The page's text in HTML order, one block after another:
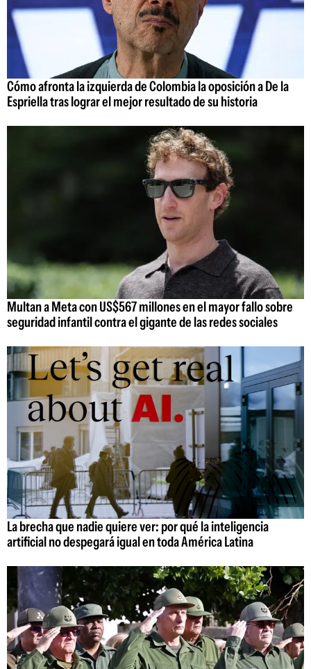
Cómo afronta la izquierda de Colombia la oposición a De la
Espriella tras lograr el mejor resultado de su historia
Multan a Meta con US$567 millones en el mayor fallo sobre
seguridad infantil contra el gigante de las redes sociales
La brecha que nadie quiere ver: por qué la inteligencia
artificial no despegará igual en toda América Latina